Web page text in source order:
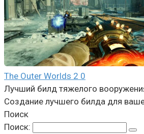
The Outer Worlds 2 0
Лучший билд тяжелого
Создание лучшего билда для
Поиск
Поиск: